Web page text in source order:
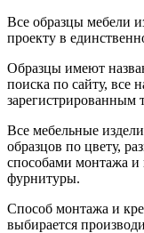
Все образцы мебели
проекту в
Образцы имеют
поиска по сайту, все
зарегистрированным
Все мебельные
образцов по цвету,
способами монтажа
фурнитуры.
Способ монтажа и
выбирается